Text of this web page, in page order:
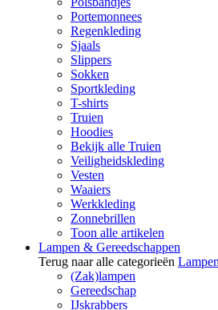
Portemonnees
Regenkleding
Sjaals
Slippers
Sokken
Sportkleding
T-shirts
Truien
Hoodies
Bekijk alle Truien
Veiligheidskleding
Vesten
Waaiers
Werkkleding
Zonnebrillen
Toon alle artikelen
Lampen & Gereedschappen
Terug naar alle categorieën
(Zak)lampen
Gereedschap
IJskrabbers